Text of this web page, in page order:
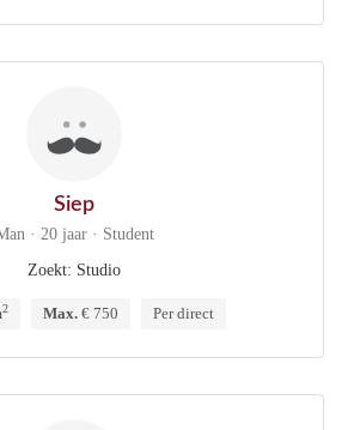
Siep
· 20 jaar · Student
Zoekt: Studio
2 Max.€ 750 Per direct